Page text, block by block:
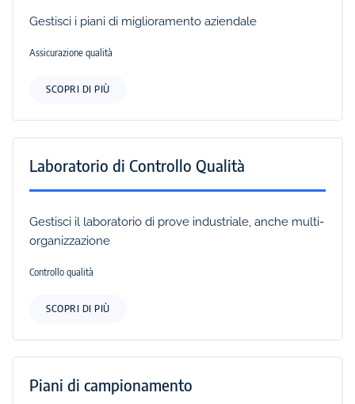
Gestisci i piani di miglioramento aziendale
Assicurazione qualità
SCOPRI DI PIÙ
Laboratorio di Controllo Qualità
Gestisci il laboratorio di prove industriale, anche multi-
organizzazione
Controllo qualità
SCOPRI DI PIÙ
Piani di campionamento